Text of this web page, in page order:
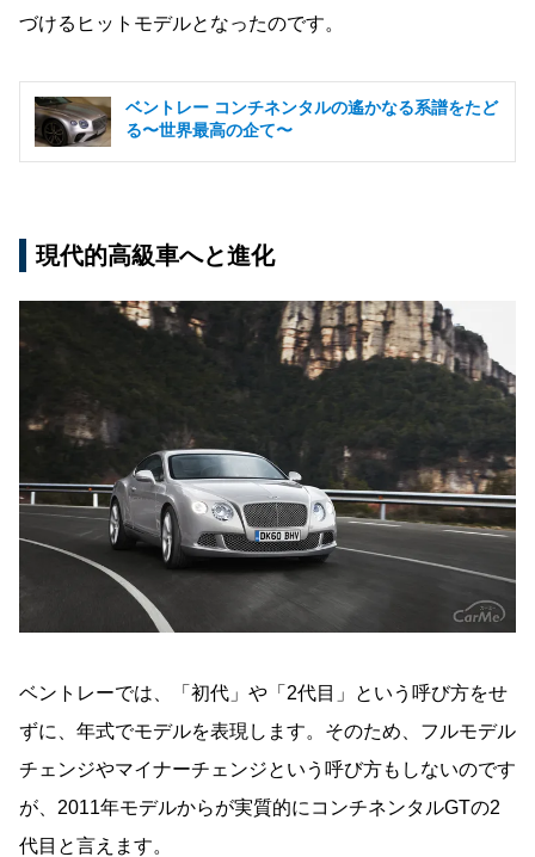
づけるヒットモデルとなったのです。
ベントレー コンチネンタルの遙かなる系譜をたど
る〜世界最高の企て〜
現代的高級車へと進化
ベントレーでは、「初代」や「2代目」という呼び方をせ
ずに、年式でモデルを表現します。そのため、フルモデル
チェンジやマイナーチェンジという呼び方もしないのです
が、2011年モデルからが実質的にコンチネンタルGTの2
代目と言えます。